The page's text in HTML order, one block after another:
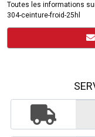
Toutes les informations
304-ceinture-froid-25hl